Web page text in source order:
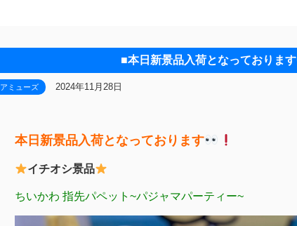
■本日新景品入荷となっております
アミューズ 2024年11月28日
本日新景品入荷となっております
イチオシ景品
ちいかわ 指先パペット~パジャマパーティー~